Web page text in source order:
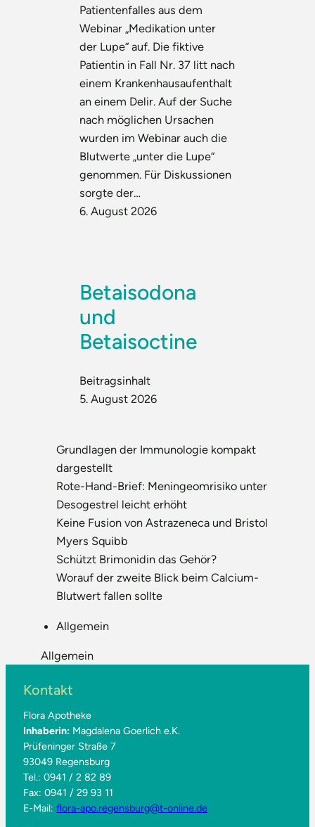
Patientenfalles aus dem
Webinar „Medikation unter
der Lupe“ auf. Die fiktive
Patientin in Fall Nr. 37 litt nach
einem Krankenhausaufenthalt
an einem Delir. Auf der Suche
nach möglichen Ursachen
wurden im Webinar auch die
Blutwerte „unter die Lupe“
genommen. Für Diskussionen
sorgte der…
6. August 2026
Betaisodona
und
Betaisoctine
Beitragsinhalt
5. August 2026
Grundlagen der Immunologie kompakt
dargestellt
Rote-Hand-Brief: Meningeomrisiko unter
Desogestrel leicht erhöht
Keine Fusion von Astrazeneca und Bristol
Myers Squibb
Schützt Brimonidin das Gehör?
Worauf der zweite Blick beim Calcium-
Blutwert fallen sollte
Allgemein
Allgemein
Kontakt
Flora Apotheke
Inhaberin: Magdalena Goerlich e.K.
Prüfeninger Straße 7
93049 Regensburg
Tel.: 0941 / 2 82 89
Fax: 0941 / 29 93 11
E-Mail:flora-apo.regensburg@t-online.de